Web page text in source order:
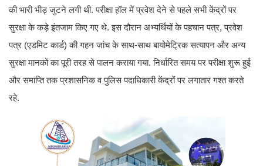
की भारी भीड़ जुटने लगी थी. परीक्षा हॉल में प्रवेश देने से पहले सभी केंद्रों पर
सुरक्षा के कड़े इंतजाम किए गए थे. इस दौरान अभ्यर्थियों के पहचान पत्र, प्रवेश
पत्र (एडमिट कार्ड) की गहन जांच के साथ-साथ बायोमेट्रिक सत्यापन और अन्य
सुरक्षा मानकों का पूरी तरह से पालन कराया गया. निर्धारित समय पर परीक्षा शुरू हुई
और समाप्ति तक प्रशासनिक व पुलिस पदाधिकारी केंद्रों पर लगातार गश्त करते
रहे.